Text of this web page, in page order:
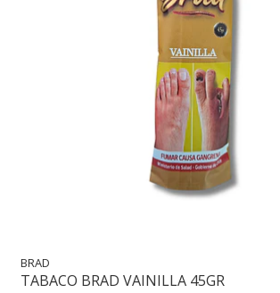
BRAD
TABACO BRAD VAINILLA 45GR